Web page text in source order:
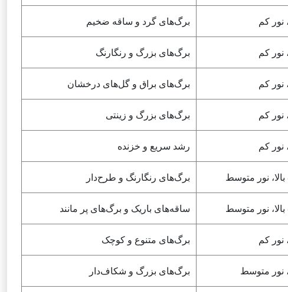
کم برگ‌های گرد و ساقه ضخیم
کم برگ‌های بزرگ و رنگارنگ
کم برگ‌های براق و گل‌های درخشان
کم برگ‌های بزرگ و زینتی
کم رشد سریع و خزنده
نور متوسط برگ‌های رنگارنگ و طرح‌دار
نور متوسط ساقه‌های باریک و برگ‌های پر مانند
کم برگ‌های متنوع و کوچک
متوسط برگ‌های بزرگ و شکاف‌دار